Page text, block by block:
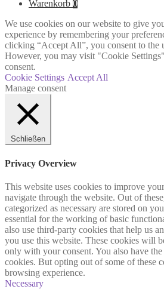
Warenkorb 0
We use cookies on our website to give
experience by remembering your
clicking “Accept All”, you consent to the
However, you may visit "Cookie
consent.
Cookie Settings Accept All
Manage consent
Schließen
Privacy Overview
This website uses cookies to improve
navigate through the website. Out of
categorized as necessary are stored on
essential for the working of basic
also use third-party cookies that help us
you use this website. These cookies will
only with your consent. You also have
cookies. But opting out of some of these
browsing experience.
Necessary